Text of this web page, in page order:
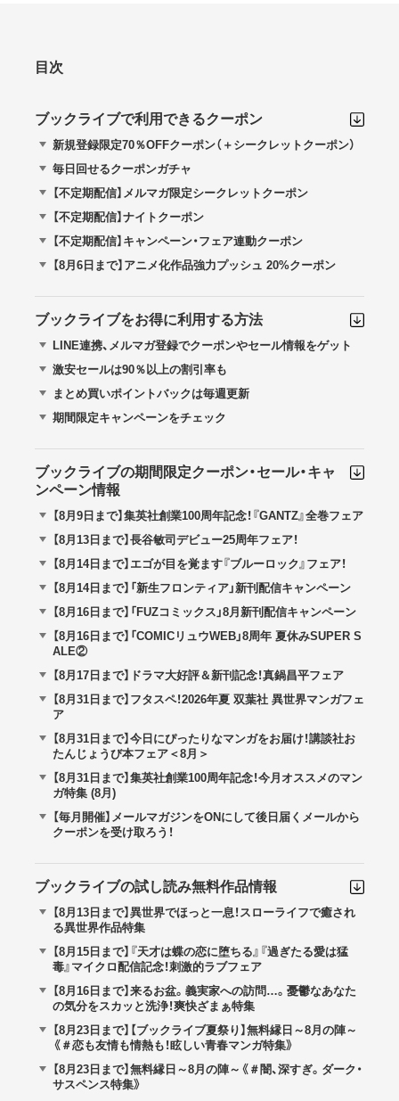
目次
ブックライブで利用できるクーポン
新規登録限定70％OFFクーポン（＋シークレットクーポン）
毎日回せるクーポンガチャ
【不定期配信】メルマガ限定シークレットクーポン
【不定期配信】ナイトクーポン
【不定期配信】キャンペーン・フェア連動クーポン
【8月6日まで】アニメ化作品強力プッシュ 20%クーポン
ブックライブをお得に利用する方法
LINE連携、メルマガ登録でクーポンやセール情報をゲット
激安セールは90％以上の割引率も
まとめ買いポイントバックは毎週更新
期間限定キャンペーンをチェック
ブックライブの期間限定クーポン・セール・キャ
ンペーン情報
【8月9日まで】集英社創業100周年記念！『GANTZ』全巻フェア
【8月13日まで】長谷敏司デビュー25周年フェア！
【8月14日まで】エゴが目を覚ます『ブルーロック』フェア！
【8月14日まで】「新生フロンティア」新刊配信キャンペーン
【8月16日まで】「FUZコミックス」8月新刊配信キャンペーン
【8月16日まで】「COMICリュウWEB」8周年 夏休みSUPER S
ALE②
【8月17日まで】ドラマ大好評＆新刊記念！真鍋昌平フェア
【8月31日まで】フタスペ！2026年夏 双葉社 異世界マンガフェ
ア
【8月31日まで】今日にぴったりなマンガをお届け！講談社お
たんじょうび本フェア＜8月＞
【8月31日まで】集英社創業100周年記念！今月オススメのマン
ガ特集 (8月)
【毎月開催】メールマガジンをONにして後日届くメールから
クーポンを受け取ろう！
ブックライブの試し読み無料作品情報
【8月13日まで】異世界でほっと一息！スローライフで癒され
る異世界作品特集
【8月15日まで】『天才は蝶の恋に堕ちる』『過ぎたる愛は猛
毒』マイクロ配信記念！刺激的ラブフェア
【8月16日まで】来るお盆。義実家への訪問…。憂鬱なあなた
の気分をスカッと洗浄！爽快ざまぁ特集
【8月23日まで】【ブックライブ夏祭り】無料縁日～8月の陣～
《＃恋も友情も情熱も！眩しい青春マンガ特集》
【8月23日まで】無料縁日～8月の陣～《＃闇、深すぎ。ダーク・
サスペンス特集》